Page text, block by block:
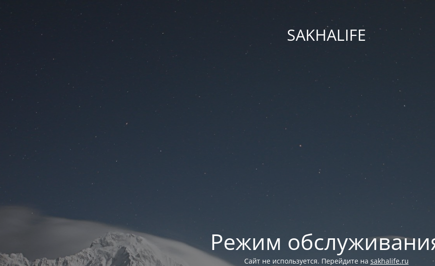
SAKHALIFE
Режим
Сайт не используется. Перейдите на sakhalife.ru